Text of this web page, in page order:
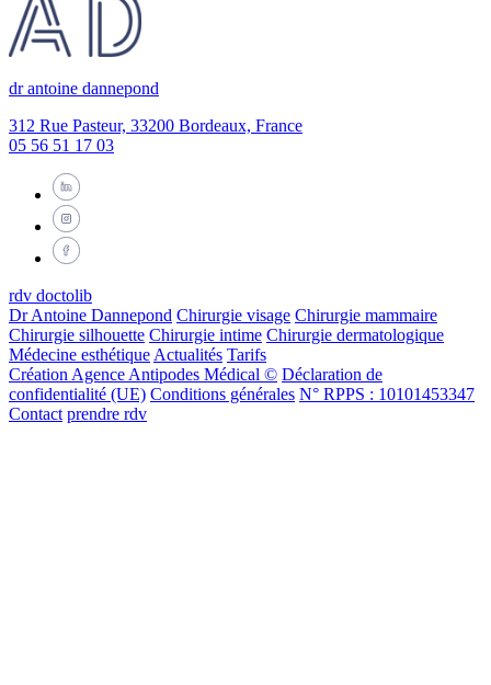
dr antoine dannepond
312 Rue Pasteur, 33200 Bordeaux, France
05 56 51 17 03
rdv doctolib
Dr Antoine Dannepond Chirurgie visage Chirurgie mammaire
Chirurgie silhouette Chirurgie intime Chirurgie dermatologique
Médecine esthétique Actualités Tarifs
Création Agence Antipodes Médical © Déclaration de
confidentialité (UE) Conditions générales N° RPPS : 10101453347
Contact prendre rdv